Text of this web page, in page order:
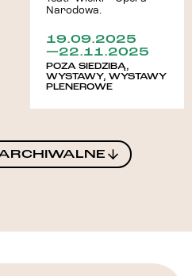
Narodowa.
19.09.2025
—22.11.2025
POZA SIEDZIBĄ,
WYSTAWY, WYSTAWY
PLENEROWE